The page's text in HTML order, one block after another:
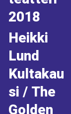
2018
Heikki
Lund
Kultakau
si / The